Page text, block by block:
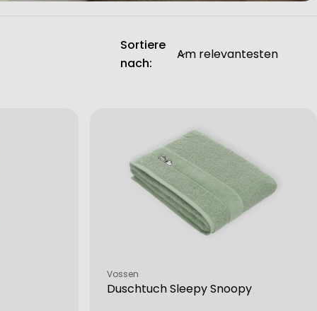
Sortiere
nach:
Duschtuch Sleepy Snoopy
Verkäufer:
Vossen